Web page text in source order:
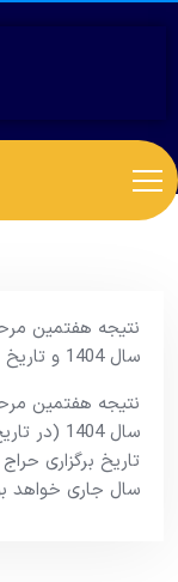
نتیجه هفتمین
سال 1404 و تاریخ برگزاري حراج هشتم
نتیجه هفتمین
سال جاری خواهد